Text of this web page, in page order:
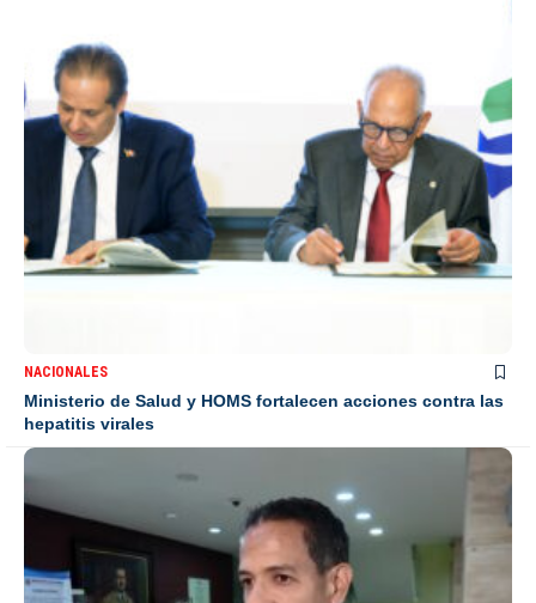
NACIONALES
Ministerio de Salud y HOMS fortalecen acciones contra las
hepatitis virales